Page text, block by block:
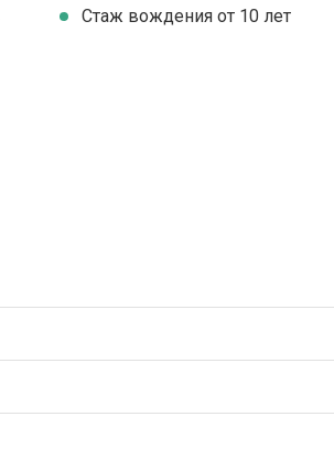
Стаж вождения от 10 лет